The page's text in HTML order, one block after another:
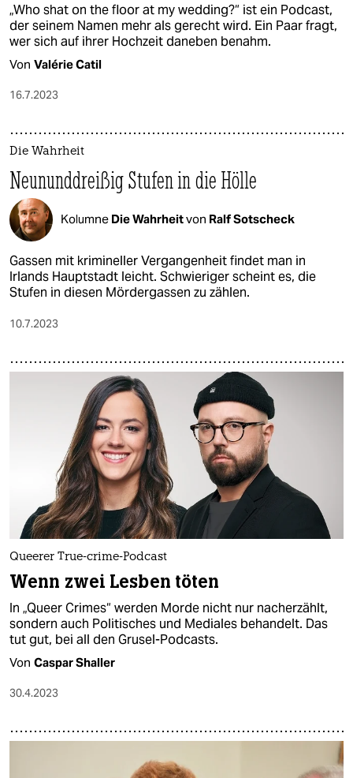
„Who shat on the floor at my wedding?“ ist ein Podcast,
der seinem Namen mehr als gerecht wird. Ein Paar fragt,
wer sich auf ihrer Hochzeit daneben benahm.
Von Valérie Catil
16.7.2023
Die Wahrheit
Neununddreißig Stufen in die Hölle
Kolumne Die Wahrheitvon Ralf Sotscheck
Gassen mit krimineller Vergangenheit findet man in
Irlands Hauptstadt leicht. Schwieriger scheint es, die
Stufen in diesen Mördergassen zu zählen.
10.7.2023
Queerer True-crime-Podcast
Wenn zwei Lesben töten
In „Queer Crimes“ werden Morde nicht nur nacherzählt,
sondern auch Politisches und Mediales behandelt. Das
tut gut, bei all den Grusel-Podcasts.
Von Caspar Shaller
30.4.2023